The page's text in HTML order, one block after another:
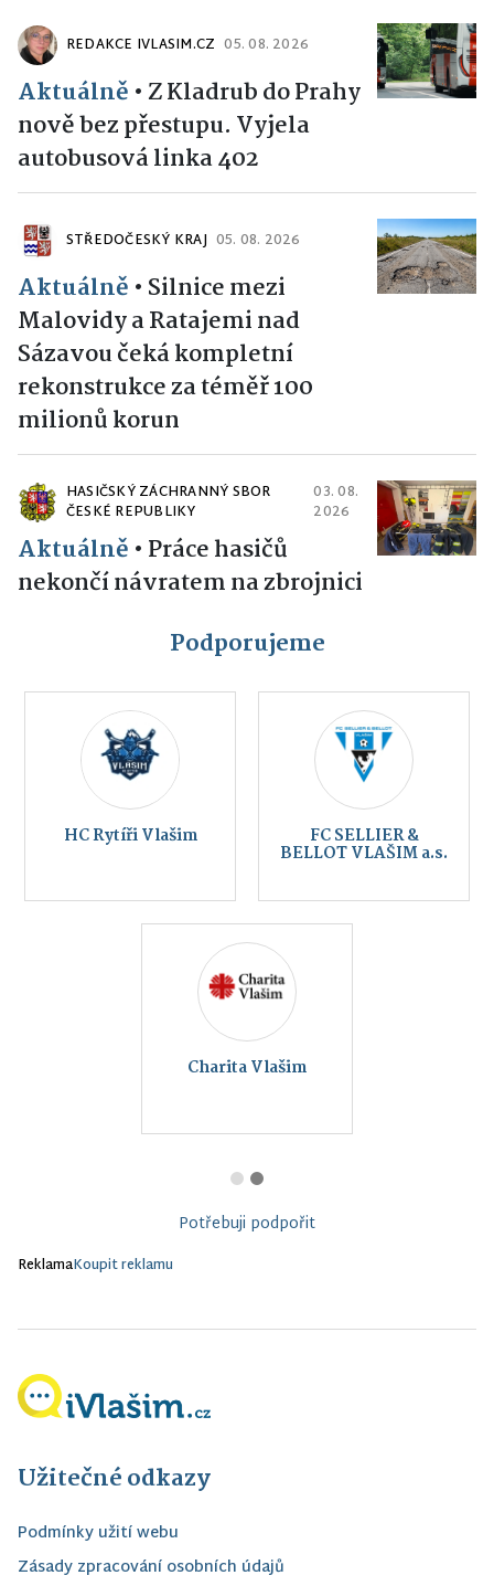
REDAKCE IVLASIM.CZ 05. 08. 2026
Aktuálně • Z Kladrub do Prahy
nově bez přestupu. Vyjela
autobusová linka 402
STŘEDOČESKÝ KRAJ 05. 08. 2026
Aktuálně • Silnice mezi
Malovidy a Ratajemi nad
Sázavou čeká kompletní
rekonstrukce za téměř 100
milionů korun
HASIČSKÝ ZÁCHRANNÝ SBOR
ČESKÉ REPUBLIKY
03. 08.
2026
Aktuálně • Práce hasičů
nekončí návratem na zbrojnici
Podporujeme
HC Rytíři Vlašim FC SELLIER &
BELLOT VLAŠIM a.s.
Charita Vlašim
Potřebuji podpořit
ReklamaKoupit reklamu
Užitečné odkazy
Podmínky užití webu
Zásady zpracování osobních údajů